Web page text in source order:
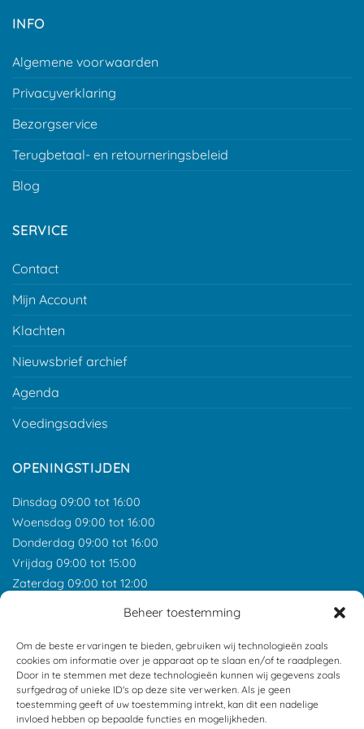
Beheer toestemming
Om de beste ervaringen te bieden, gebruiken wij technologieën zoals
cookies om informatie over je apparaat op te slaan en/of te raadplegen.
Door in te stemmen met deze technologieën kunnen wij gegevens zoals
surfgedrag of unieke ID's op deze site verwerken. Als je geen
toestemming geeft of uw toestemming intrekt, kan dit een nadelige
invloed hebben op bepaalde functies en mogelijkheden.
INFO
Algemene voorwaarden
Privacyverklaring
Bezorgservice
Terugbetaal- en retourneringsbeleid
Blog
SERVICE
Contact
Mijn Account
Klachten
Nieuwsbrief archief
Agenda
Voedingsadvies
OPENINGSTIJDEN
Dinsdag 09:00 tot 16:00
Woensdag 09:00 tot 16:00
Donderdag 09:00 tot 16:00
Vrijdag 09:00 tot 15:00
Zaterdag 09:00 tot 12:00
ONZE RECENSIES